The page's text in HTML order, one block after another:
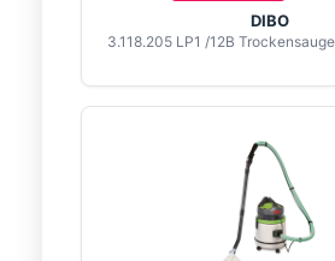
DIBO
3.118.205 LP1 /12B